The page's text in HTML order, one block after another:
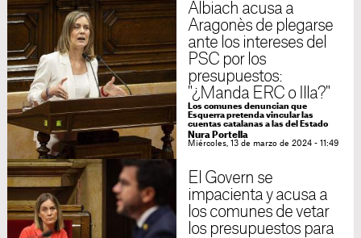
Albiach acusa a
Aragonès de plegarse
ante los intereses del
PSC por los
presupuestos:
"¿Manda ERC o Illa?"
Los comunes denuncian que
Esquerra pretenda vincular las
cuentas catalanas a las del Estado
Nura Portella
Miércoles, 13 de marzo de 2024 - 11:49
El Govern se
impacienta y acusa a
los comunes de vetar
los presupuestos para